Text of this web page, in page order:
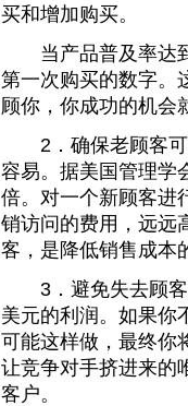
买和增加购买。
当产品普及率达到
第一次购买的数字。
顾你，你成功的
2．确保老顾客可
容易。据美国管理学
倍。对一个新顾客进
销访问的费用，远远
客，是降低销售成
3．避免失去顾客
美元的利润。如果你
可能这样做，最终你
让竞争对手挤进来的
客户。